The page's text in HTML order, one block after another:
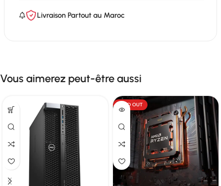
Livraison Partout au Maroc
Vous aimerez peut-être aussi
SOLD OUT